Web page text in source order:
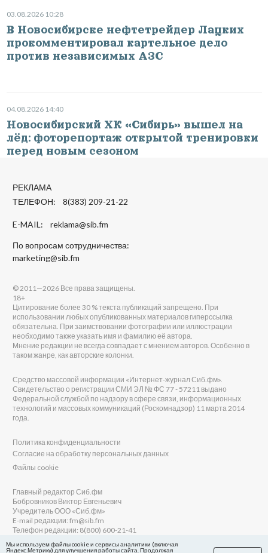
03.08.2026 10:28
В Новосибирске нефтетрейдер Лацких
прокомментировал картельное дело
против независимых АЗС
04.08.2026 14:40
Новосибирский ХК «Сибирь» вышел на
лёд: фоторепортаж открытой тренировки
перед новым сезоном
РЕКЛАМА
ТЕЛЕФОН: 8(383) 209-21-22
E-MAIL: reklama@sib.fm
По вопросам сотрудничества:
marketing@sib.fm
© 2011—2026 Все права защищены.
18+
Цитирование более 30 % текста публикаций запрещено. При
использовании любых опубликованных материалов гиперссылка
обязательна. При заимствовании фотографии или иллюстрации
необходимо также указать имя и фамилию её автора.
Мнение редакции не всегда совпадает с мнением авторов. Особенно в
таком жанре, как авторские колонки.
Средство массовой информации «Интернет-журнал Сиб.фм».
Свидетельство о регистрации СМИ ЭЛ № ФС 77 - 57211 выдано
Федеральной службой по надзору в сфере связи, информационных
технологий и массовых коммуникаций (Роскомнадзор) 11 марта 2014
года.
Политика конфиденциальности
Согласие на обработку персональных данных
Файлы cookie
Главный редактор Сиб.фм
Бобровников Виктор Евгеньевич
Учредитель ООО «Сиб.фм»
E-mail редакции: fm@sib.fm
Телефон редакции: 8(800) 600-21-41
Мы используем файлы cookie и сервисы аналитики (включая
Яндекс.Метрику) для улучшения работы сайта. Продолжая